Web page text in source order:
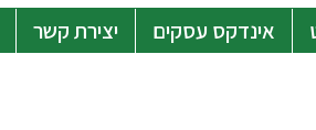
אינדקס עסקים יצירת קשר